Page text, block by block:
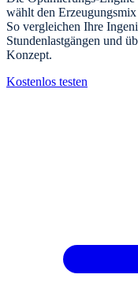
wählt den
So vergleichen Ihre
Stundenlastgängen und
Konzept.
Kostenlos testen